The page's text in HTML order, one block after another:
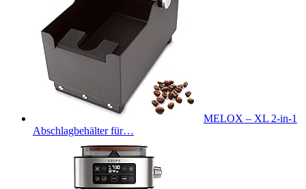
MELOX – XL 2-in-1
Abschlagbehälter für…